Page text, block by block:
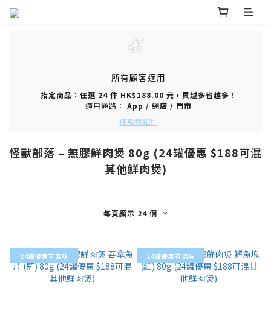
所有顧客適用
指定商品：任選 24 件 HK$188.00 元，買越多省越多！
適用通路： App / 網店 / 門市
條款與細則
怪獸部落 – 無膠鮮肉煲 80g (24罐優惠 $188可混
其他鮮肉煲)
每頁顯示 24 個
24罐優惠可混味 24罐優惠可混味